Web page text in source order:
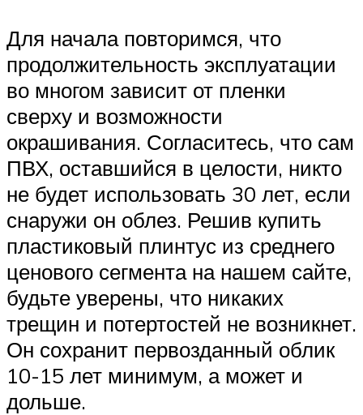
Для начала повторимся, что
продолжительность эксплуатации
во многом зависит от пленки
сверху и возможности
окрашивания. Согласитесь, что сам
ПВХ, оставшийся в целости, никто
не будет использовать 30 лет, если
снаружи он облез. Решив купить
пластиковый плинтус из среднего
ценового сегмента на нашем сайте,
будьте уверены, что никаких
трещин и потертостей не возникнет.
Он сохранит первозданный облик
10-15 лет минимум, а может и
дольше.